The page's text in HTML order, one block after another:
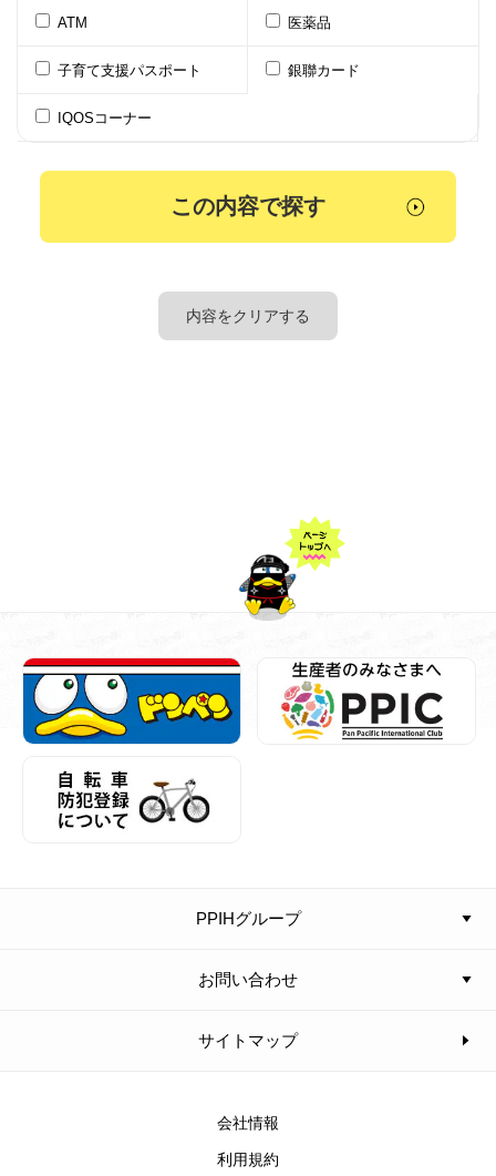
ATM 医薬品
子育て支援パスポート 銀聯カード
IQOSコーナー
PPIHグループ
お問い合わせ
サイトマップ
会社情報
利用規約